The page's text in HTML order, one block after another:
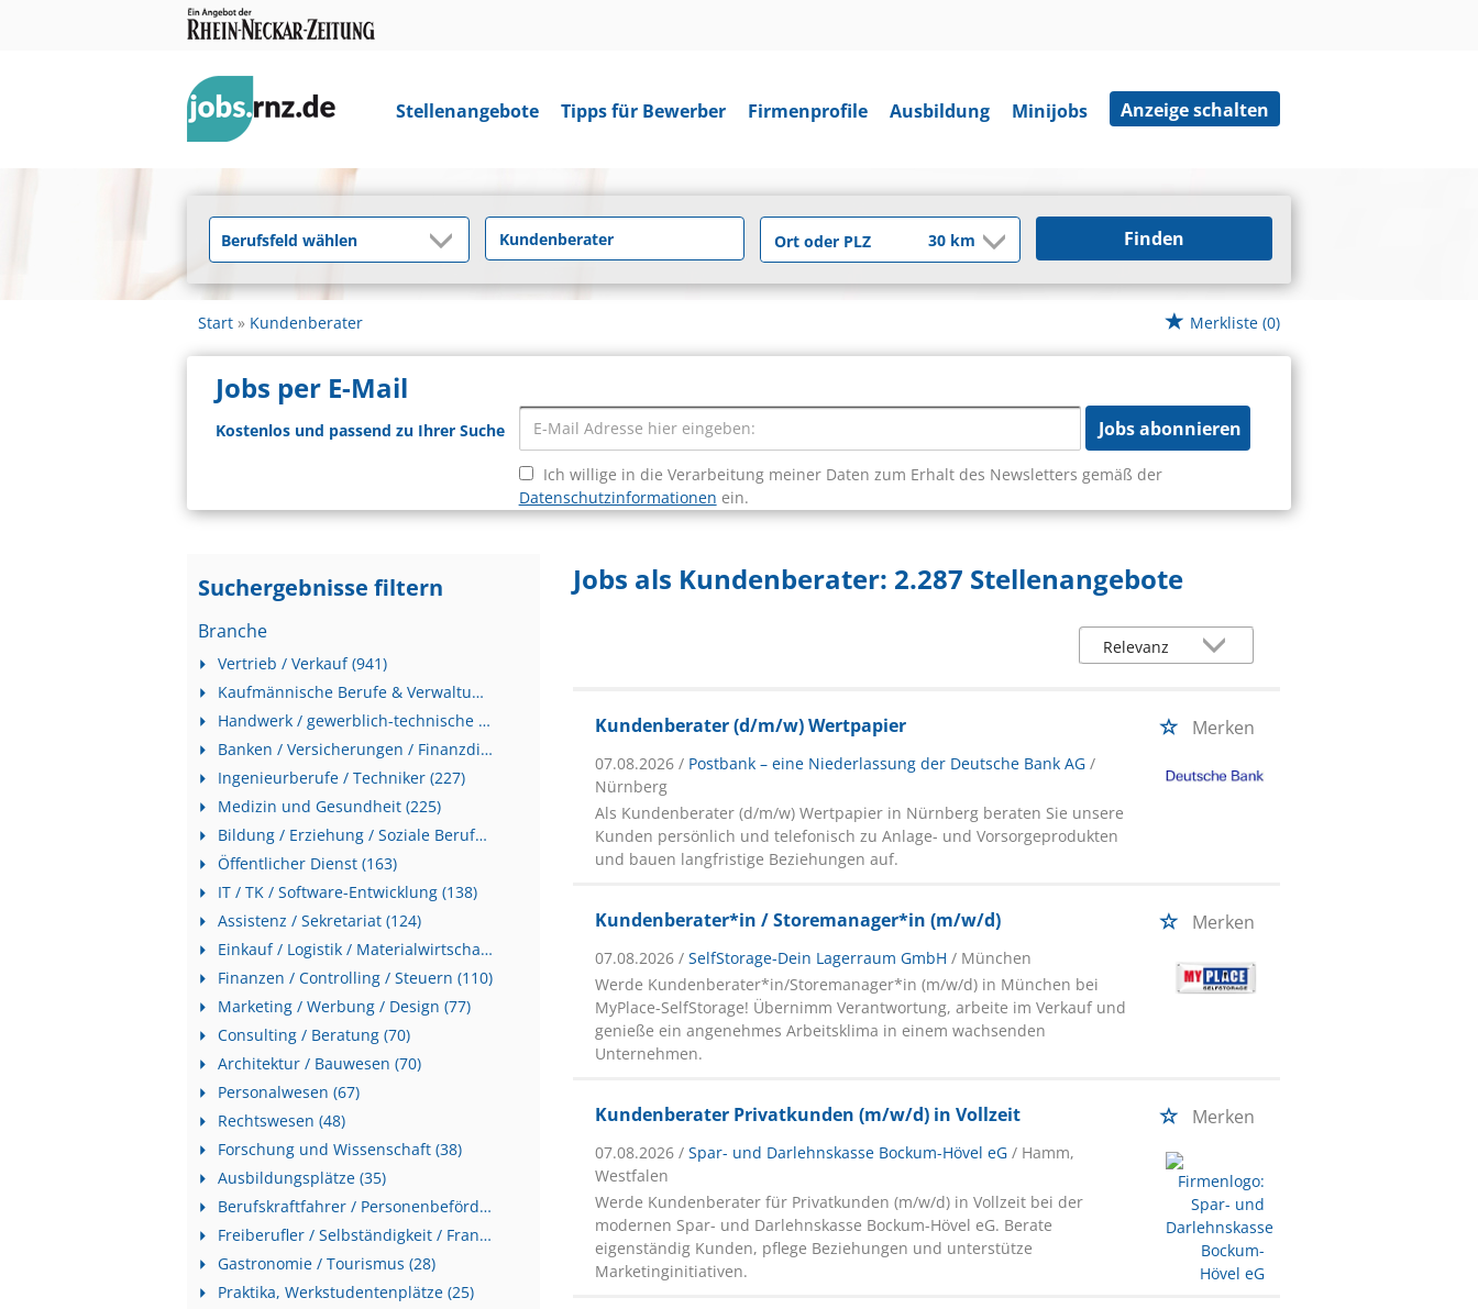
Stellenangebote Tipps für Bewerber Firmenprofile Ausbildung Minijobs Anzeige schalten
Finden
Start Kundenberater Merkliste (0)
Jobs per E-Mail
Kostenlos und passend zu Ihrer Suche Jobs abonnieren
Ich willige in die Verarbeitung meiner Daten zum Erhalt des Newsletters gemäß der
Datenschutzinformationen ein.
Suchergebnisse filtern
Branche
Vertrieb / Verkauf (941)
Kaufmännische Berufe & Verwaltung (490)
Handwerk / gewerblich-technische Berufe (284)
Banken / Versicherungen / Finanzdienstleister (233)
Ingenieurberufe / Techniker (227)
Medizin und Gesundheit (225)
Bildung / Erziehung / Soziale Berufe (198)
Öffentlicher Dienst (163)
IT / TK / Software-Entwicklung (138)
Assistenz / Sekretariat (124)
Einkauf / Logistik / Materialwirtschaft (115)
Finanzen / Controlling / Steuern (110)
Marketing / Werbung / Design (77)
Consulting / Beratung (70)
Architektur / Bauwesen (70)
Personalwesen (67)
Rechtswesen (48)
Forschung und Wissenschaft (38)
Ausbildungsplätze (35)
Berufskraftfahrer / Personenbeförderung (Land, Wasser, Luft) (31)
Freiberufler / Selbständigkeit / Franchise (29)
Gastronomie / Tourismus (28)
Praktika, Werkstudentenplätze (25)
Jobs als Kundenberater: 2.287 Stellenangebote
Kundenberater (d/m/w) Wertpapier Merken
07.08.2026 / Postbank – eine Niederlassung der Deutsche Bank AG /
Nürnberg
Als Kundenberater (d/m/w) Wertpapier in Nürnberg beraten Sie unsere
Kunden persönlich und telefonisch zu Anlage- und Vorsorgeprodukten
und bauen langfristige Beziehungen auf.
Kundenberater*in / Storemanager*in (m/w/d) Merken
07.08.2026 /SelfStorage-Dein Lagerraum GmbH / München
Werde Kundenberater*in/Storemanager*in (m/w/d) in München bei
MyPlace-SelfStorage! Übernimm Verantwortung, arbeite im Verkauf und
genieße ein angenehmes Arbeitsklima in einem wachsenden
Unternehmen.
Kundenberater Privatkunden (m/w/d) in Vollzeit Merken
07.08.2026 /Spar- und Darlehnskasse Bockum-Hövel eG / Hamm,
Westfalen
Werde Kundenberater für Privatkunden (m/w/d) in Vollzeit bei der
modernen Spar- und Darlehnskasse Bockum-Hövel eG. Berate
eigenständig Kunden, pflege Beziehungen und unterstütze
Marketinginitiativen.